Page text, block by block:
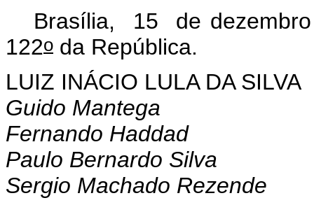
Brasília, 15 de
122o da República.
LUIZ INÁCIO LULA DA SILVA
Guido Mantega
Fernando Haddad
Paulo Bernardo Silva
Sergio Machado Rezende